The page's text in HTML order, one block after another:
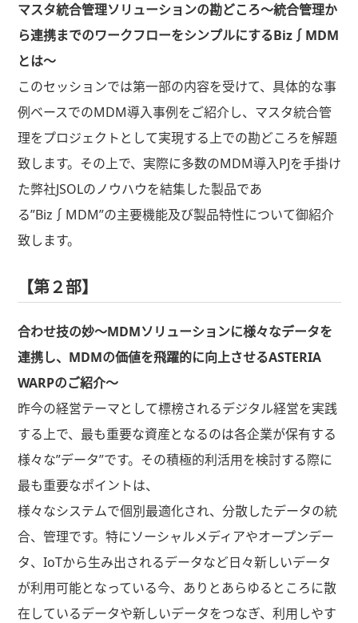
マスタ統合管理ソリューションの勘どころ〜統合管理か
ら連携までのワークフローをシンプルにするBiz∫MDM
とは〜
このセッションでは第一部の内容を受けて、具体的な事
例ベースでのMDM導入事例をご紹介し、マスタ統合管
理をプロジェクトとして実現する上での勘どころを解題
致します。その上で、実際に多数のMDM導入PJを手掛け
た弊社JSOLのノウハウを結集した製品であ
る”Biz∫MDM”の主要機能及び製品特性について御紹介
致します。
【第２部】
合わせ技の妙〜MDMソリューションに様々なデータを
連携し、MDMの価値を⾶躍的に向上させるASTERIA
WARPのご紹介〜
昨今の経営テーマとして標榜されるデジタル経営を実践
する上で、最も重要な資産となるのは各企業が保有する
様々な”データ”です。その積極的利活用を検討する際に
最も重要なポイントは、
様々なシステムで個別最適化され、分散したデータの統
合、管理です。特にソーシャルメディアやオープンデー
タ、IoTから生み出されるデータなど日々新しいデータ
が利用可能となっている今、ありとあらゆるところに散
在しているデータや新しいデータをつなぎ、利用しやす